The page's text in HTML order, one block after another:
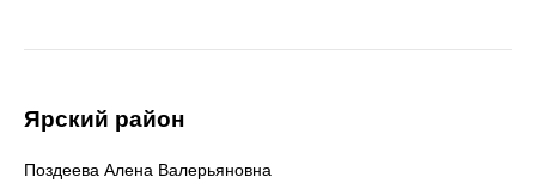
Ярский район
Поздеева Алена Валерьяновна